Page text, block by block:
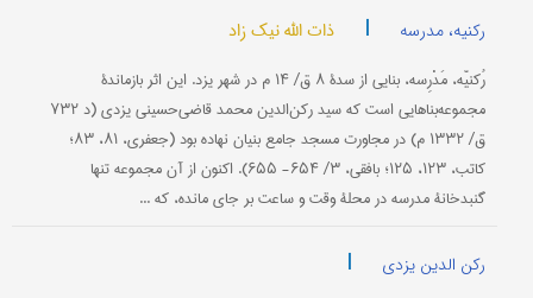
رکنیه، مدرسه | ذات الله نیک زاد
رُکنیّه، مَدْرِسه، بنایی از سدۀ ۸ ق/ ۱۴ م در شهر یزد. این اثر بازماندۀ
مجموعه‌بناهایی است كه سید ركن‌الدین محمد قاضی‌حسینی یزدی (د ۷۳۲
ق/ ۱۳۳۲ م) در مجاورت مسجد جامع بنیان نهاده بود (جعفری، ۸۱، ۸۳؛
کاتب، ۱۲۳، ۱۲۵؛ بافقی، ۳/ ۶۵۴- ۶۵۵). اكنون از آن مجموعه تنها
گنبدخانۀ مدرسه در محلۀ وقت و ساعت بر جای مانده، که ...
رکن الدین یزدی |